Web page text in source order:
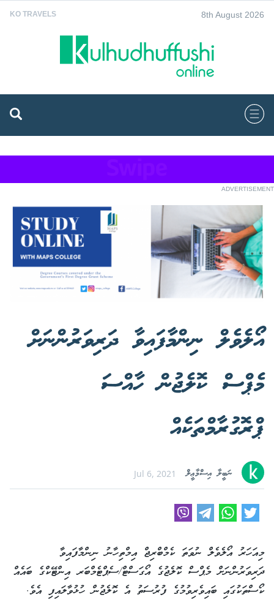
KO TRAVELS 8th August 2026
ADVERTISEMENT
އޯލެވެލް ނިންމާފައިވާ ދަރިވަރުންނަށް
މެޕްސް ކޮލެޖުން ހާއްސަ
ޕްރޮގުރާމްތަކެއް
ނަބީލާ އިސްމާޢީލް Jul 6, 2021
މިއަހަރު އޯލެވެލް ނުވަތަ ކެމްބްރިޖް އިމްތިހާނު ނިންމާފައިވާ
ދަރިވަރުންނަށް މެޕްސް ކޮލެޖުގެ އޯގަސްޓް/ސެޕްޓެމްބަރ އިންޓޭކްގެ ބައެއް
ކޯސްތަކުގައި ބައިވެރިވުމުގެ ފުރުސަތު އެ ކޮލެޖުން ހުޅުވާލައިފި އެވެ.